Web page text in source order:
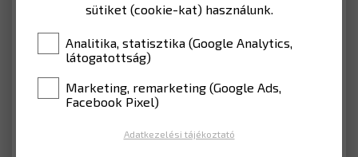
A berendezések napelemes működtetése
esetén a napelem + napelemtartó mechanika
WIFI-s forgalom adatgyűjtő egység.
sütiket (cookie-kat) használunk.
Analitika, statisztika (Google Analytics,
látogatottság)
Marketing, remarketing (Google Ads,
Facebook Pixel)
Adatkezelési tájékoztató